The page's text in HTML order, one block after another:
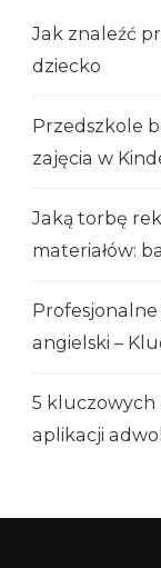
Jak znaleźć
dziecko
Przedszkole
zajęcia w
Jaką torbę
materiałów:
angielski –
5
aplikacji